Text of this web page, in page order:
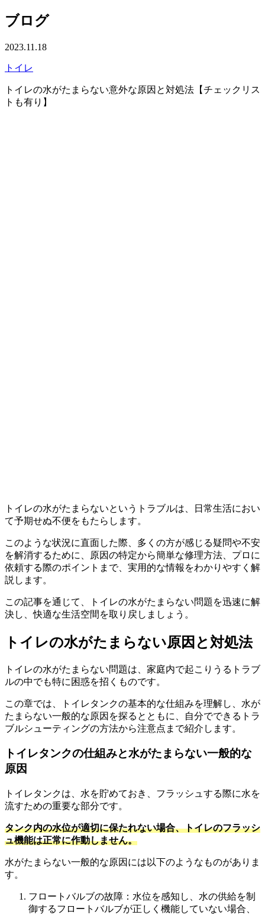
ブログ
2023.11.18
トイレ
トイレの水がたまらない意外な原因と対処法【チェックリス
トも有り】
トイレの水がたまらないというトラブルは、日常生活におい
て予期せぬ不便をもたらします。
このような状況に直面した際、多くの方が感じる疑問や不安
を解消するために、原因の特定から簡単な修理方法、プロに
依頼する際のポイントまで、実用的な情報をわかりやすく解
説します。
この記事を通じて、トイレの水がたまらない問題を迅速に解
決し、快適な生活空間を取り戻しましょう。
トイレの水がたまらない原因と対処法
トイレの水がたまらない問題は、家庭内で起こりうるトラブ
ルの中でも特に困惑を招くものです。
この章では、トイレタンクの基本的な仕組みを理解し、水が
たまらない一般的な原因を探るとともに、自分でできるトラ
ブルシューティングの方法から注意点まで紹介します。
トイレタンクの仕組みと水がたまらない一般的な
原因
トイレタンクは、水を貯めておき、フラッシュする際に水を
流すための重要な部分です。
タンク内の水位が適切に保たれない場合、トイレのフラッシ
ュ機能は正常に作動しません。
水がたまらない一般的な原因には以下のようなものがありま
す。
フロートバルブの故障：水位を感知し、水の供給を制
御するフロートバルブが正しく機能していない場合、